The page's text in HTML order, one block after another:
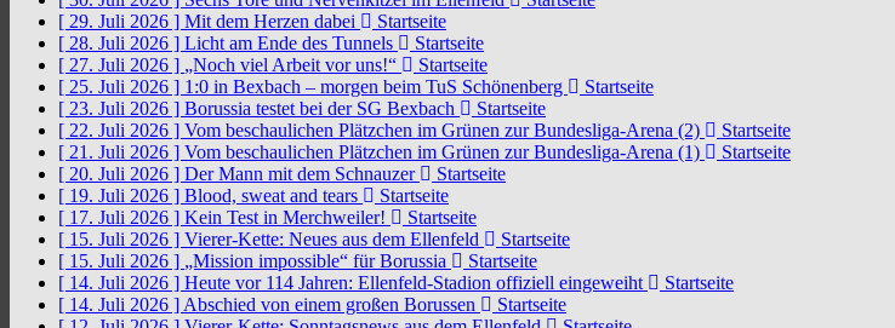
[ 29. Juli 2026 ] Mit dem Herzen dabei
Startseite
[ 28. Juli 2026 ] Licht am Ende des Tunnels
Startseite
[ 27. Juli 2026 ] „Noch viel Arbeit vor uns!“
Startseite
[ 25. Juli 2026 ] 1:0 in Bexbach – morgen beim TuS Schönenberg
Startseite
[ 23. Juli 2026 ] Borussia testet bei der SG Bexbach
Startseite
[ 22. Juli 2026 ] Vom beschaulichen Plätzchen im Grünen zur Bundesliga-Arena (2)
Startseite
[ 21. Juli 2026 ] Vom beschaulichen Plätzchen im Grünen zur Bundesliga-Arena (1)
Startseite
[ 20. Juli 2026 ] Der Mann mit dem Schnauzer
Startseite
[ 19. Juli 2026 ] Blood, sweat and tears
Startseite
[ 17. Juli 2026 ] Kein Test in Merchweiler!
Startseite
[ 15. Juli 2026 ] Vierer-Kette: Neues aus dem Ellenfeld
Startseite
[ 15. Juli 2026 ] „Mission impossible“ für Borussia
Startseite
[ 14. Juli 2026 ] Heute vor 114 Jahren: Ellenfeld-Stadion offiziell eingeweiht
Startseite
[ 14. Juli 2026 ] Abschied von einem großen Borussen
Startseite